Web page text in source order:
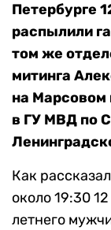
Петербурге
распылили
том же
митинга
на Марсовом
в ГУ МВД по
Как
около 19:30
летнего